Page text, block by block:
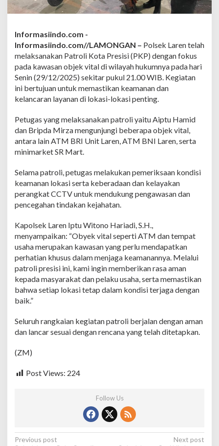
o
o
t
a
P
r
e
s
i
i
d
i
O
b
e
k
V
t
,
P
e
r
i
s
a
a
m
a
d
Informasiindo.com -
Informasiindo.com//LAMONGAN – Polsek Laren telah
melaksanakan Patroli Kota Presisi (PKP) dengan fokus
pada kawasan objek vital di wilayah hukumnya pada hari
Senin (29/12/2025) sekitar pukul 21.00 WIB. Kegiatan
ini bertujuan untuk memastikan keamanan dan
kelancaran layanan di lokasi-lokasi penting.
Petugas yang melaksanakan patroli yaitu Aiptu Hamid
dan Bripda Mirza mengunjungi beberapa objek vital,
antara lain ATM BRI Unit Laren, ATM BNI Laren, serta
minimarket SR Mart.
Selama patroli, petugas melakukan pemeriksaan kondisi
keamanan lokasi serta keberadaan dan kelayakan
perangkat CCTV untuk mendukung pengawasan dan
pencegahan tindakan kejahatan.
Kapolsek Laren Iptu Witono Hariadi, S.H.,
menyampaikan: “Obyek vital seperti ATM dan tempat
usaha merupakan kawasan yang perlu mendapatkan
perhatian khusus dalam menjaga keamanannya. Melalui
patroli presisi ini, kami ingin memberikan rasa aman
kepada masyarakat dan pelaku usaha, serta memastikan
bahwa setiap lokasi tetap dalam kondisi terjaga dengan
baik.”
Seluruh rangkaian kegiatan patroli berjalan dengan aman
dan lancar sesuai dengan rencana yang telah ditetapkan.
(ZM)
Post Views: 224
Follow Us
P
Previous post
Next post